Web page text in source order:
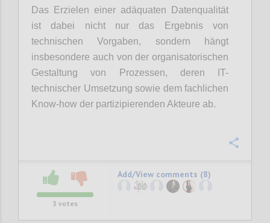
Das Erzielen einer adäquaten Datenqualität
ist dabei nicht nur das Ergebnis von
technischen Vorgaben, sondern hängt
insbesondere auch von der organisatorischen
Gestaltung von Prozessen, deren IT-
technischer Umsetzung sowie dem fachlichen
Know-how der partizipierenden Akteure ab.
3 votes
Add/View comments (8)